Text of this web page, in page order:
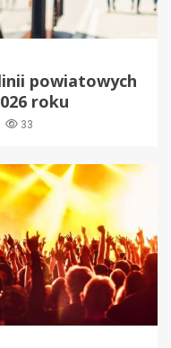
powiatowych
roku
33